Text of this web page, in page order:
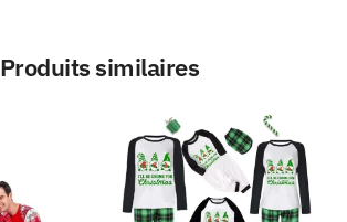
Produits similaires